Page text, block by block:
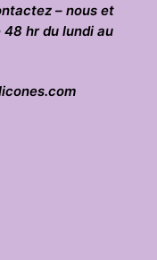
– nous et
48 hr du lundi au